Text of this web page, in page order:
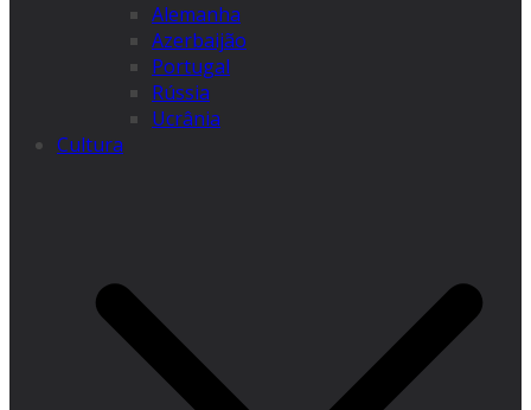
Alemanha
Azerbaijão
Portugal
Rússia
Ucrânia
Cultura